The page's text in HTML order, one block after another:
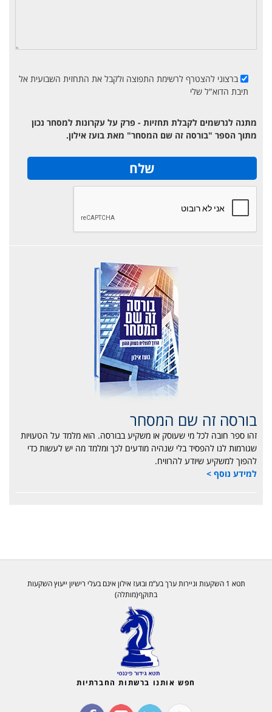
ברצוני להצטרף לרשימת התפוצה ולקבל את התחזית השבועית אל
תיבת הדוא"ל שלי
מתנה לנרשמים לקבלת תחזיות - פרק על עקרונות למסחר נכון
מתוך הספר "בורסה זה שם המסחר" מאת בועז אילון.
בורסה זה שם המסחר
זהו ספר חובה לכל מי שעוסק או משקיע בבורסה. הוא מלמד על הטעויות
שגורמות לנו להפסיד בלי שנהיה מודעים לכך ומלמד מה יש לעשות כדי
להפוך למשקיע שיודע להרוויח.
למידע נוסף >
תטא 1 השקעות וניירות ערך בע”מ ובועז אילון אינם בעלי רישיון ייעוץ השקעות
בתוקף(מותלה)
חפש אותנו ברשתות החברתיות